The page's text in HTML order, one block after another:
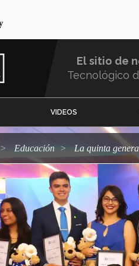
El sitio de
Tecnológico
VIDEOS
Educación La quinta